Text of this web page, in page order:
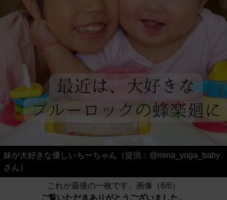
妹が大好きな優しいちーちゃん（提供：@mina_yoga_baby
さん）
これが最後の一枚です。画像（6/6）
ご覧いただきありがとうございました。